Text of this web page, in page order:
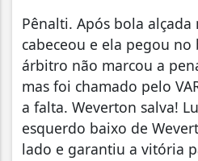
Pênalti. Após bola alçada
cabeceou e ela pegou no
árbitro não marcou a
mas foi chamado pelo
a falta. Weverton salva!
esquerdo baixo de
lado e garantiu a vitória